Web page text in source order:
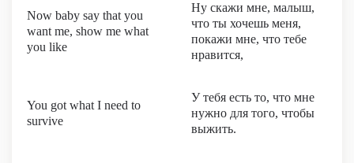
Now baby say that you
want me, show me what
you like
Ну скажи мне, малыш,
что ты хочешь меня,
покажи мне, что тебе
нравится,
You got what I need to
survive
У тебя есть то, что мне
нужно для того, чтобы
выжить.